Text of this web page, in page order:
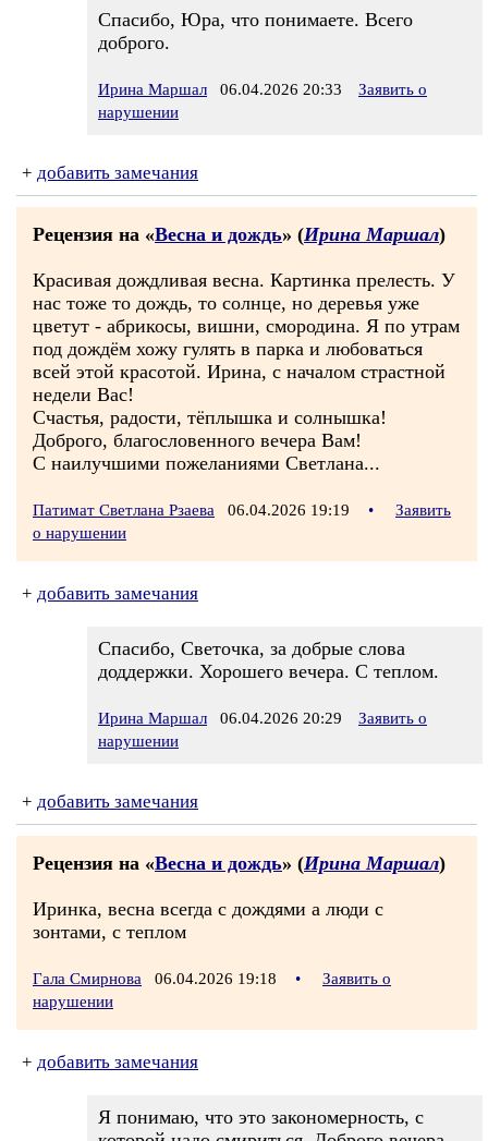
Спасибо, Юра, что понимаете. Всего
доброго.
Ирина Маршал 06.04.2026 20:33
Заявить о
нарушении
+ добавить замечания
Рецензия на «Весна и дождь» (Ирина Маршал)
Красивая дождливая весна. Картинка прелесть. У
нас тоже то дождь, то солнце, но деревья уже
цветут - абрикосы, вишни, смородина. Я по утрам
под дождём хожу гулять в парка и любоваться
всей этой красотой. Ирина, с началом страстной
недели Вас!
Счастья, радости, тёплышка и солнышка!
Доброго, благословенного вечера Вам!
С наилучшими пожеланиями Светлана...
Патимат Светлана Рзаева 06.04.2026 19:19 •
Заявить
о нарушении
+ добавить замечания
Спасибо, Светочка, за добрые слова
доддержки. Хорошего вечера. С теплом.
Ирина Маршал 06.04.2026 20:29
Заявить о
нарушении
+ добавить замечания
Рецензия на «Весна и дождь» (Ирина Маршал)
Иринка, весна всегда с дождями а люди с
зонтами, с теплом
Гала Смирнова 06.04.2026 19:18 •
Заявить о
нарушении
+ добавить замечания
Я понимаю, что это закономерность, с